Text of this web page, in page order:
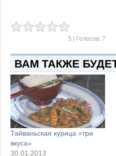
5 | Голосов: 7
ВАМ ТАКЖЕ
Тайваньская курица «три
вкуса»
30.01.2013